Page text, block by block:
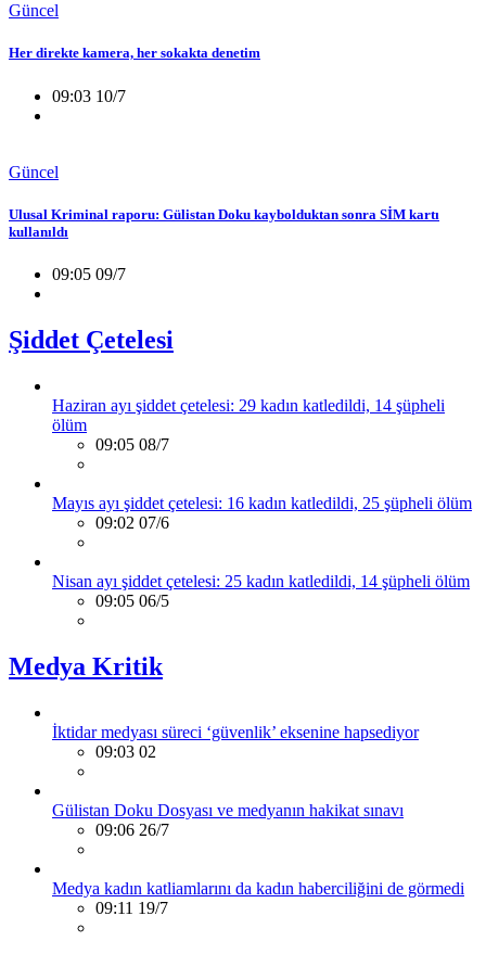
Güncel
Her direkte kamera, her sokakta denetim
09:03 10/7
Güncel
Ulusal Kriminal raporu: Gülistan Doku kaybolduktan sonra SİM kartı
kullanıldı
09:05 09/7
Şiddet Çetelesi
Haziran ayı şiddet çetelesi: 29 kadın katledildi, 14 şüpheli
ölüm
09:05 08/7
Mayıs ayı şiddet çetelesi: 16 kadın katledildi, 25 şüpheli ölüm
09:02 07/6
Nisan ayı şiddet çetelesi: 25 kadın katledildi, 14 şüpheli ölüm
09:05 06/5
Medya Kritik
İktidar medyası süreci ‘güvenlik’ eksenine hapsediyor
09:03 02
Gülistan Doku Dosyası ve medyanın hakikat sınavı
09:06 26/7
Medya kadın katliamlarını da kadın haberciliğini de görmedi
09:11 19/7